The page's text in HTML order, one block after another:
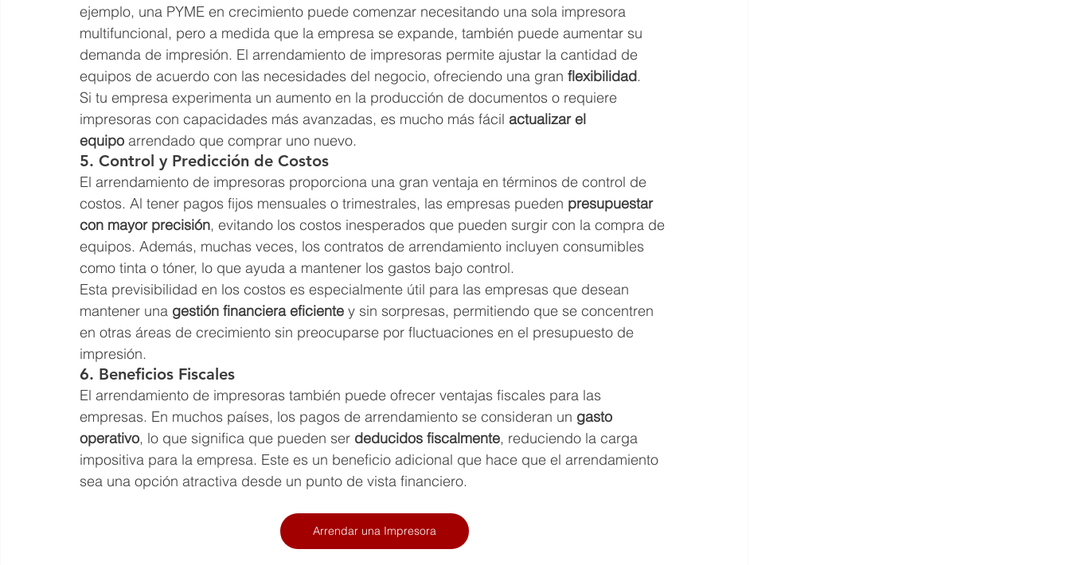
ejemplo, una PYME en crecimiento puede comenzar necesitando una sola impresora
multifuncional, pero a medida que la empresa se expande, también puede aumentar su
demanda de impresión. El arrendamiento de impresoras permite ajustar la cantidad de
equipos de acuerdo con las necesidades del negocio, ofreciendo una gran flexibilidad.
Si tu empresa experimenta un aumento en la producción de documentos o requiere
impresoras con capacidades más avanzadas, es mucho más fácil actualizar el
equipo arrendado que comprar uno nuevo.
5. Control y Predicción de Costos
El arrendamiento de impresoras proporciona una gran ventaja en términos de control de
costos. Al tener pagos fijos mensuales o trimestrales, las empresas pueden presupuestar
con mayor precisión, evitando los costos inesperados que pueden surgir con la compra de
equipos. Además, muchas veces, los contratos de arrendamiento incluyen consumibles
como tinta o tóner, lo que ayuda a mantener los gastos bajo control.
Esta previsibilidad en los costos es especialmente útil para las empresas que desean
mantener una gestión financiera eficiente y sin sorpresas, permitiendo que se concentren
en otras áreas de crecimiento sin preocuparse por fluctuaciones en el presupuesto de
impresión.
6. Beneficios Fiscales
El arrendamiento de impresoras también puede ofrecer ventajas fiscales para las
empresas. En muchos países, los pagos de arrendamiento se consideran un gasto
operativo, lo que significa que pueden ser deducidos fiscalmente, reduciendo la carga
impositiva para la empresa. Este es un beneficio adicional que hace que el arrendamiento
sea una opción atractiva desde un punto de vista financiero.
Arrendar una Impresora